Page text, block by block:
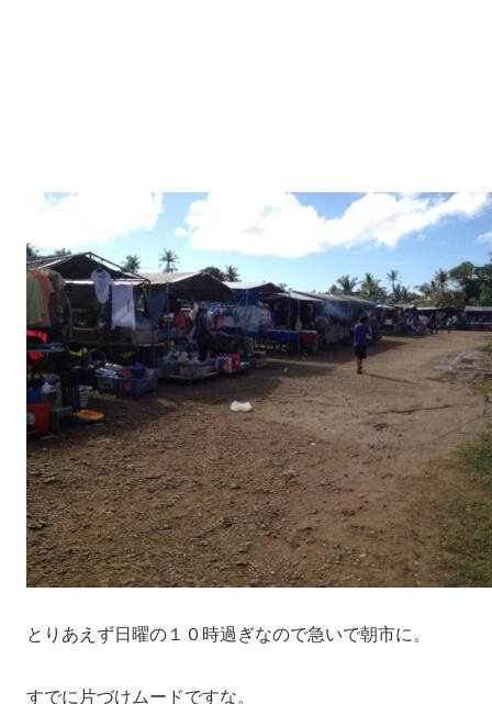
とりあえず日曜の１０時過ぎなので急いで朝市に。
すでに片づけムードですな。